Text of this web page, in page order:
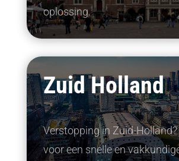
oplossing.
Zuid Holland
Verstopping in Zuid-Holland?
voor een snelle en